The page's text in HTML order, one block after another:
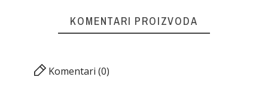
KOMENTARI PROIZVODA
Komentari (0)